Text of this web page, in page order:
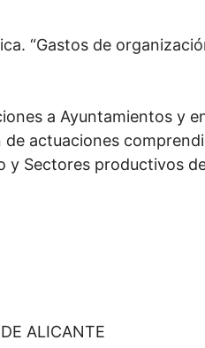
“Gastos de
a Ayuntamientos y
actuaciones
y Sectores productivos
ALICANTE